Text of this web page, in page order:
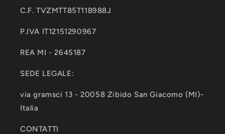
C.F. TVZMTT85T11B988J
P.IVA IT12151290967
REA MI - 2645187
SEDE LEGALE:
via gramsci 13 - 20058 Zibido San Giacomo (MI)-
Italia
CONTATTI